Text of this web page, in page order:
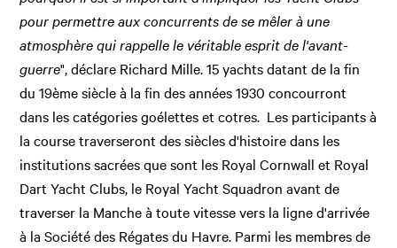
pour permettre aux concurrents de se mêler à une
atmosphère qui rappelle le véritable esprit de l'avant-
guerre", déclare Richard Mille. 15 yachts datant de la fin
du 19ème siècle à la fin des années 1930 concourront
dans les catégories goélettes et cotres. Les participants à
la course traverseront des siècles d'histoire dans les
institutions sacrées que sont les Royal Cornwall et Royal
Dart Yacht Clubs, le Royal Yacht Squadron avant de
traverser la Manche à toute vitesse vers la ligne d'arrivée
à la Société des Régates du Havre. Parmi les membres de